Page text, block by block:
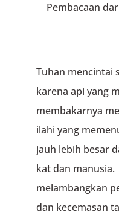
Pembacaan
Tuhan mencintai
karena api yang
membakarnya
ilahi yang
jauh lebih besar
kat dan
melambangkan
dan kecemasan